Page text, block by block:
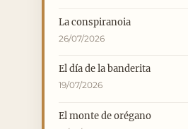
La conspiranoia
26/07/2026
El día de la banderita
19/07/2026
El monte de orégano